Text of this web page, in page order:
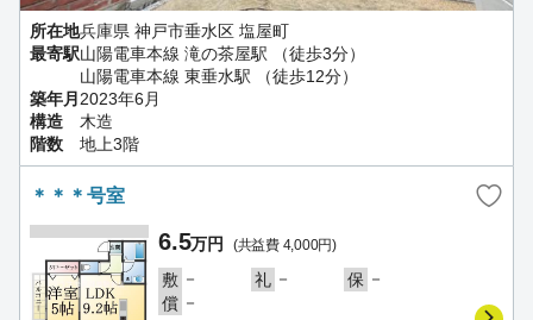
所在地兵庫県 神戸市垂水区 塩屋町
最寄駅山陽電車本線 滝の茶屋駅 （徒歩3分）
山陽電車本線 東垂水駅 （徒歩12分）
築年月 2023年6月
構造
木造
階数
地上3階
＊＊＊号室
6.5万円 (共益費 4,000円)
敷 － 礼 － 保 －
償 －